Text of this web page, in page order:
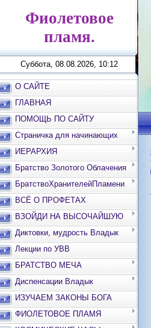
Фиолетовое
пламя.
Суббота, 08.08.2026, 10:12
О САЙТЕ
ГЛАВНАЯ
ПОМОЩЬ ПО САЙТУ
Страничка для начинающих
ИЕРАРХИЯ
Братство Золотого Облачения
БратствоХранителейПламени
ВСЁ О ПРОФЕТАХ
ВЗОЙДИ НА ВЫСОЧАЙШУЮ
ВЕРШИНУ
Диктовки, мудрость Владык
Лекции по УВВ
БРАТСТВО МЕЧА
Диспенсации Владык
ИЗУЧАЕМ ЗАКОНЫ БОГА
ФИОЛЕТОВОЕ ПЛАМЯ